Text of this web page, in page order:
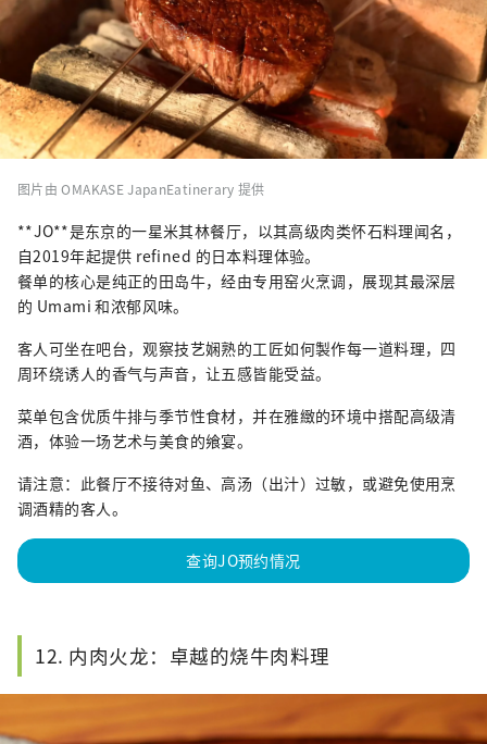
图片由 OMAKASE JapanEatinerary 提供
**JO**是东京的一星米其林餐厅，以其高级肉类怀石料理闻名，
自2019年起提供 refined 的日本料理体验。
餐单的核心是纯正的田岛牛，经由专用窑火烹调，展现其最深层
的 Umami 和浓郁风味。
客人可坐在吧台，观察技艺娴熟的工匠如何製作每一道料理，四
周环绕诱人的香气与声音，让五感皆能受益。
菜单包含优质牛排与季节性食材，并在雅緻的环境中搭配高级清
酒，体验一场艺术与美食的飨宴。
请注意：此餐厅不接待对鱼、高汤（出汁）过敏，或避免使用烹
调酒精的客人。
查询JO预约情况
12. 内肉火龙：卓越的烧牛肉料理